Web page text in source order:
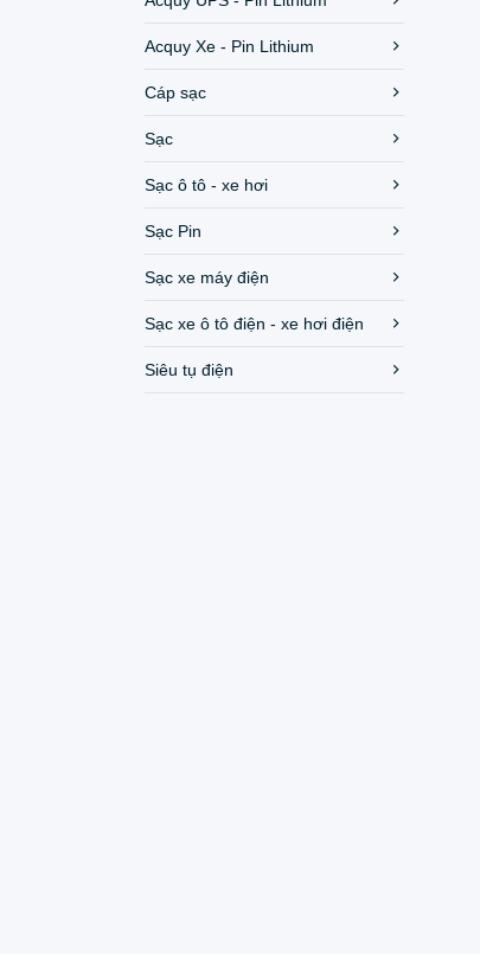
Acquy Xe - Pin Lithium
Cáp sạc
Sạc
Sạc ô tô - xe hơi
Sạc Pin
Sạc xe máy điện
Sạc xe ô tô điện - xe hơi điện
Siêu tụ điện